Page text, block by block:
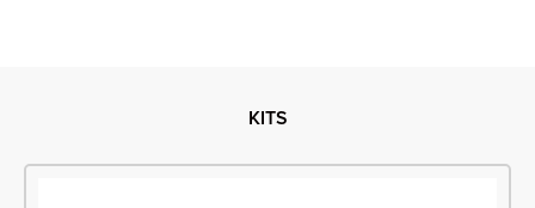
KITS